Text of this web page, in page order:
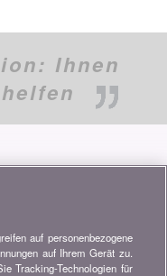
Ihnen
in den Bereichen
vieles mehr...
auf personenbezogene
auf Ihrem Gerät zu.
Tracking-Technologien für